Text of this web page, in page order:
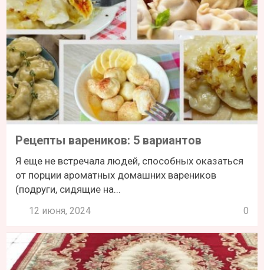
Рецепты вареников: 5 вариантов
Я еще не встречала людей, способных оказаться
от порции ароматных домашних вареников
(подруги, сидящие на...
12 июня, 2024 0